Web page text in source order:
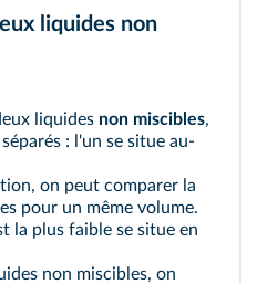
liquides non
liquides non miscibles,
: l'un se situe au-
on peut comparer la
pour un même volume.
la plus faible se situe en
non miscibles, on